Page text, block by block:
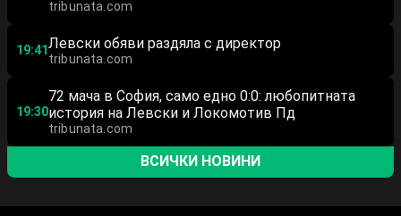
tribunata.com
19:41Левски обяви раздяла с директор
tribunata.com
19:30
72 мача в София, само едно 0:0: любопитната
история на Левски и Локомотив Пд
tribunata.com
ВСИЧКИ НОВИНИ